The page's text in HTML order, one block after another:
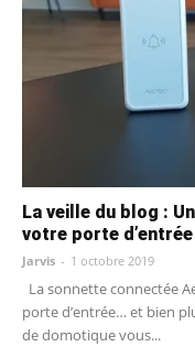
La veille du blog :
votre porte
Jarvis - 1 octobre 2019
porte d’entrée… et bien
de domotique vous...